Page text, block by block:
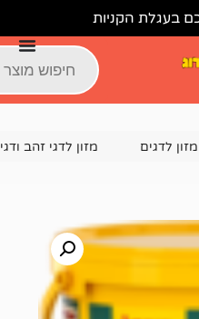
מזון לדגי זהב ודגי בריכה סרה